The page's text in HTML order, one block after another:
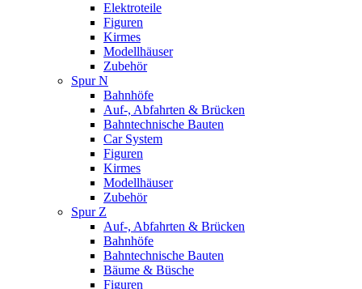
Elektroteile
Figuren
Kirmes
Modellhäuser
Zubehör
Spur N
Bahnhöfe
Auf-, Abfahrten & Brücken
Bahntechnische Bauten
Car System
Figuren
Kirmes
Modellhäuser
Zubehör
Spur Z
Auf-, Abfahrten & Brücken
Bahnhöfe
Bahntechnische Bauten
Bäume & Büsche
Figuren